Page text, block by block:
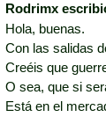
Rodrimx
Hola, buenas.
Con las salidas
Creéis que
O sea, que si
Está en el